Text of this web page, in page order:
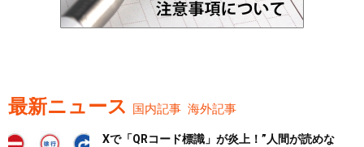
最新ニュース 国内記事 海外記事
Xで「QRコード標識」が炎上！”人間が読めな